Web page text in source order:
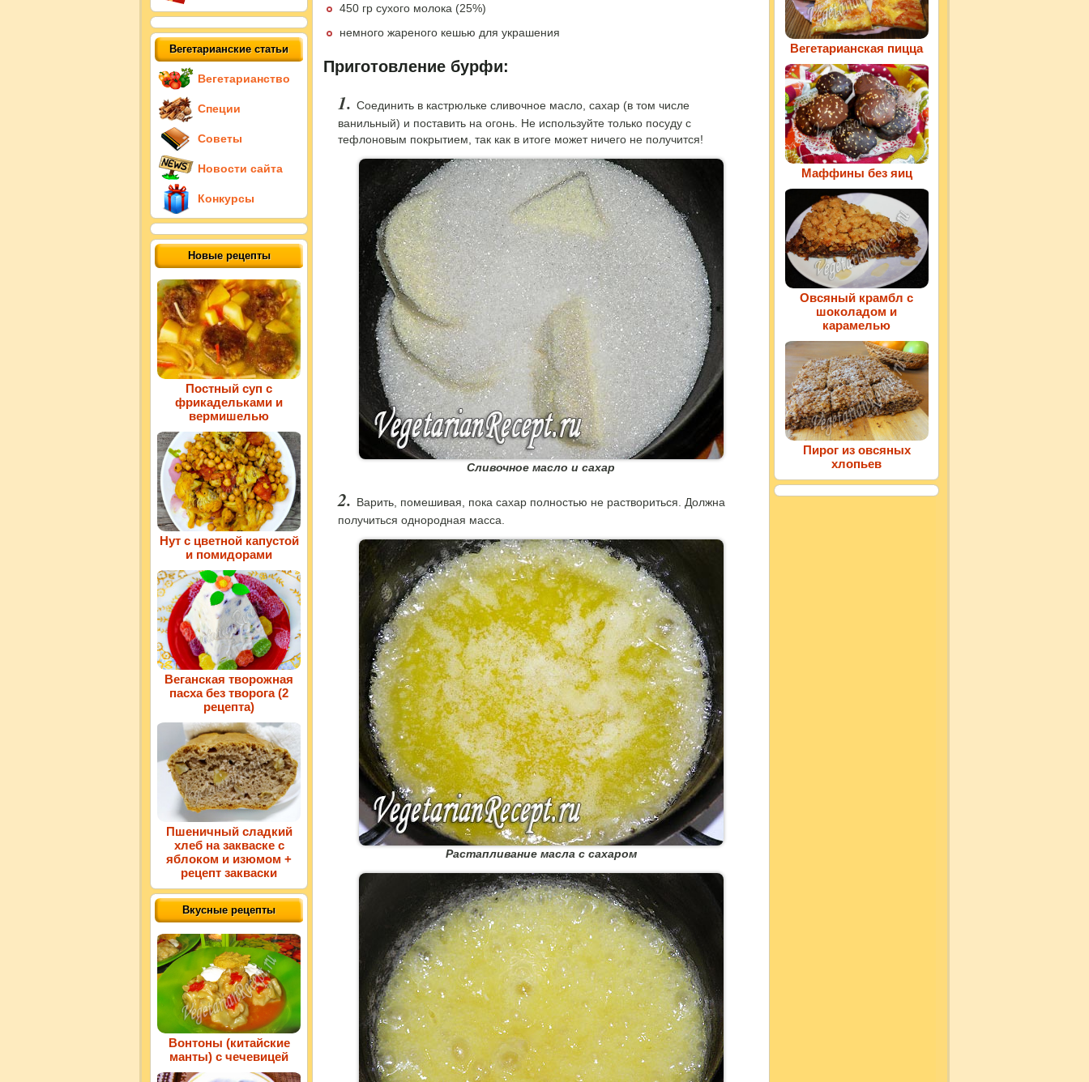
450 гр сухого молока (25%)
немного жареного кешью для украшения
Приготовление бурфи:
Соединить в кастрюльке сливочное масло, сахар (в том числе
ванильный) и поставить на огонь. Не используйте только посуду с
тефлоновым покрытием, так как в итоге может ничего не получится!
Сливочное масло и сахар
Варить, помешивая, пока сахар полностью не раствориться. Должна
получиться однородная масса.
Растапливание масла с сахаром
Вегетарианские статьи
Вегетарианство
Специи
Советы
Новости сайта
Конкурсы
Новые рецепты
Постный суп с
фрикадельками и
вермишелью
Нут с цветной капустой
и помидорами
Веганская творожная
пасха без творога (2
рецепта)
Пшеничный сладкий
хлеб на закваске с
яблоком и изюмом +
рецепт закваски
Вкусные рецепты
Вонтоны (китайские
манты) с чечевицей
Вегетарианская пицца
Маффины без яиц
Овсяный крамбл с
шоколадом и
карамелью
Пирог из овсяных
хлопьев